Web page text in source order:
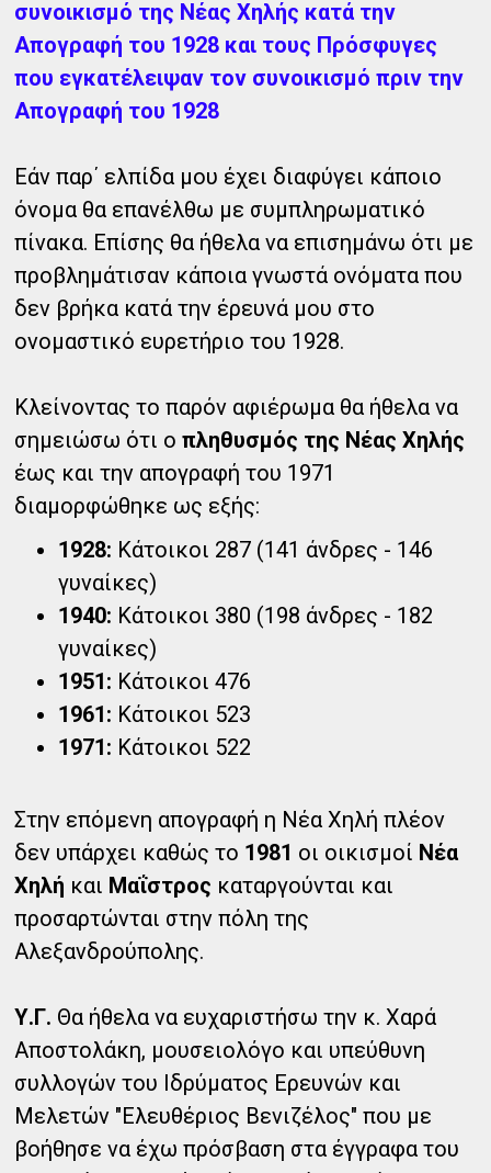
συνοικισμό της Νέας Χηλής κατά την
Απογραφή του 1928 και τους Πρόσφυγες
που εγκατέλειψαν τον συνοικισμό πριν την
Απογραφή του 1928
Εάν παρ΄ ελπίδα μου έχει διαφύγει κάποιο
όνομα θα επανέλθω με συμπληρωματικό
πίνακα. Επίσης θα ήθελα να επισημάνω ότι με
προβλημάτισαν κάποια γνωστά ονόματα που
δεν βρήκα κατά την έρευνά μου στο
ονομαστικό ευρετήριο του 1928.
Κλείνοντας το παρόν αφιέρωμα θα ήθελα να
σημειώσω ότι οπληθυσμός της Νέας Χηλής
έως και την απογραφή του 1971
διαμορφώθηκε ως εξής:
1928: Κάτοικοι 287 (141 άνδρες - 146
γυναίκες)
1940: Κάτοικοι 380 (198 άνδρες - 182
γυναίκες)
1951: Κάτοικοι 476
1961: Κάτοικοι 523
1971: Κάτοικοι 522
Στην επόμενη απογραφή η Νέα Χηλή πλέον
δεν υπάρχει καθώς το 1981 οι οικισμοί Νέα
Χηλή και Μαΐστρος καταργούνται και
προσαρτώνται στην πόλη της
Αλεξανδρούπολης.
Υ.Γ. Θα ήθελα να ευχαριστήσω την κ. Χαρά
Αποστολάκη, μουσειολόγο και υπεύθυνη
συλλογών του Ιδρύματος Ερευνών και
Μελετών "Ελευθέριος Βενιζέλος" που με
βοήθησε να έχω πρόσβαση στα έγγραφα του